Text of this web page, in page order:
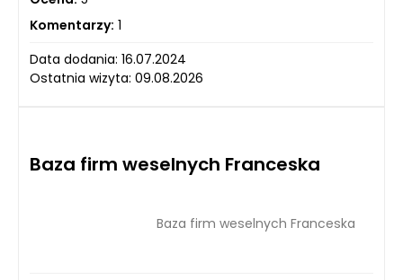
Komentarzy: 1
Data dodania: 16.07.2024
Ostatnia wizyta: 09.08.2026
Baza firm weselnych Franceska
Baza firm weselnych Franceska